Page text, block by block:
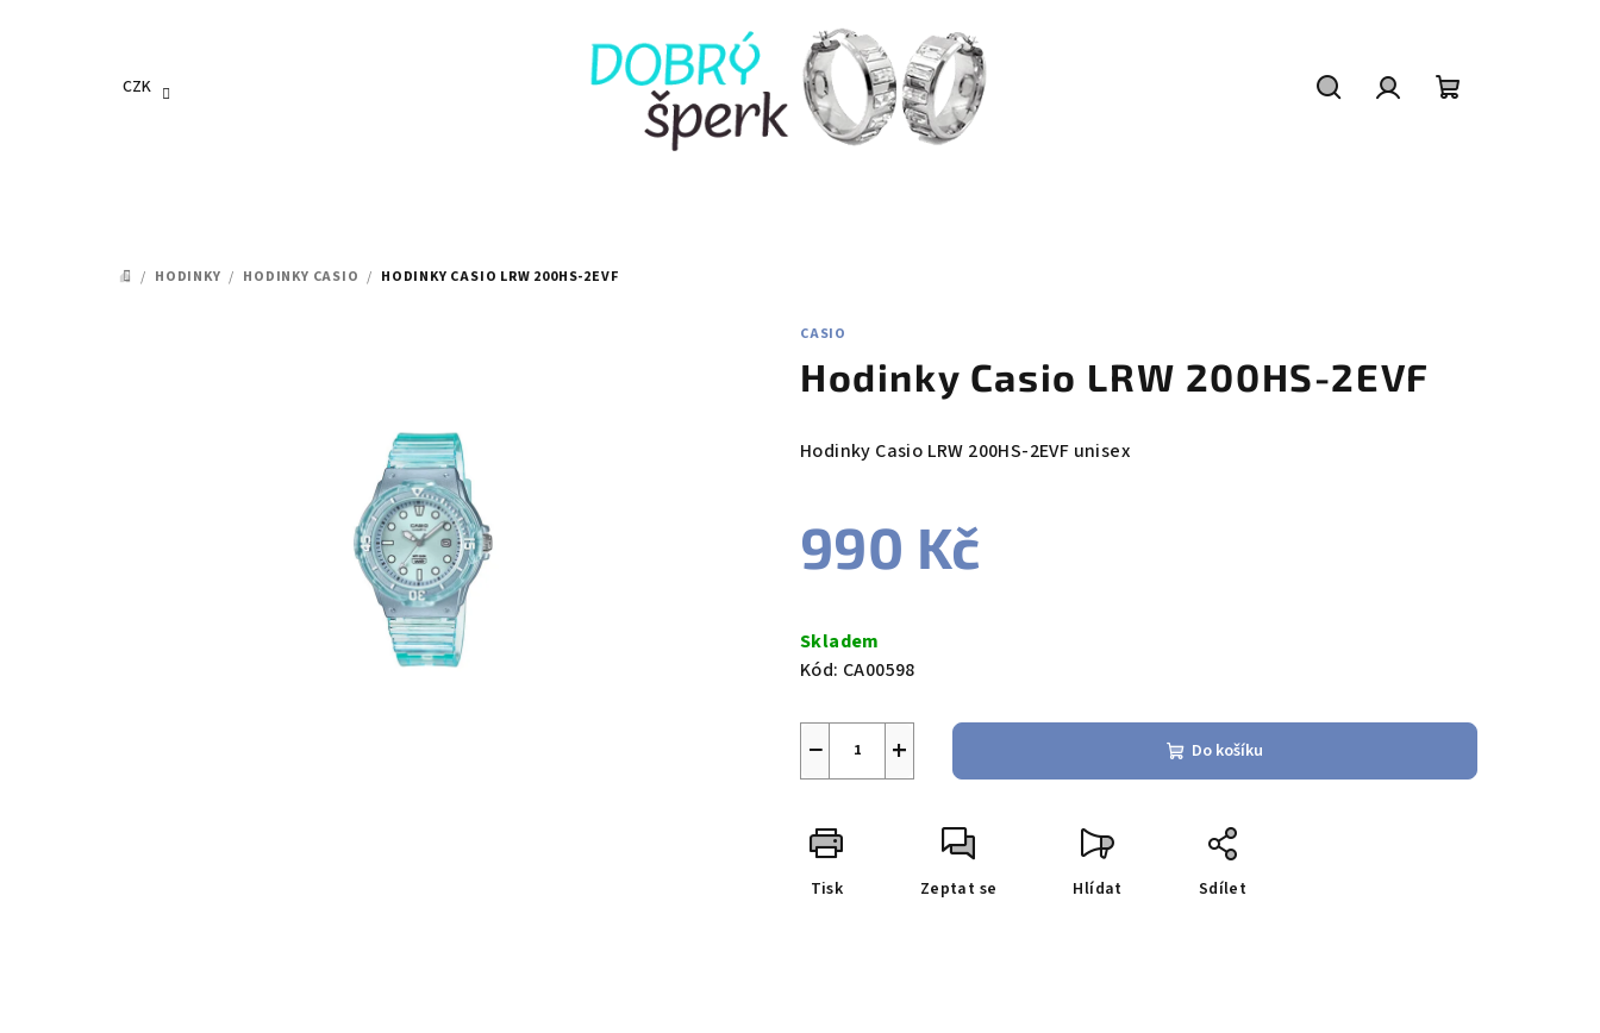
CZK
DOMŮ
/ HODINKY / HODINKY CASIO / HODINKY CASIO LRW 200HS-2EVF
CASIO
Hodinky Casio LRW 200HS-2EVF
Hodinky Casio LRW 200HS-2EVF unisex
990 Kč
cena:
Skladem
Kód: CA00598
+
− Do košíku
Tisk Zeptat se Hlídat Sdílet